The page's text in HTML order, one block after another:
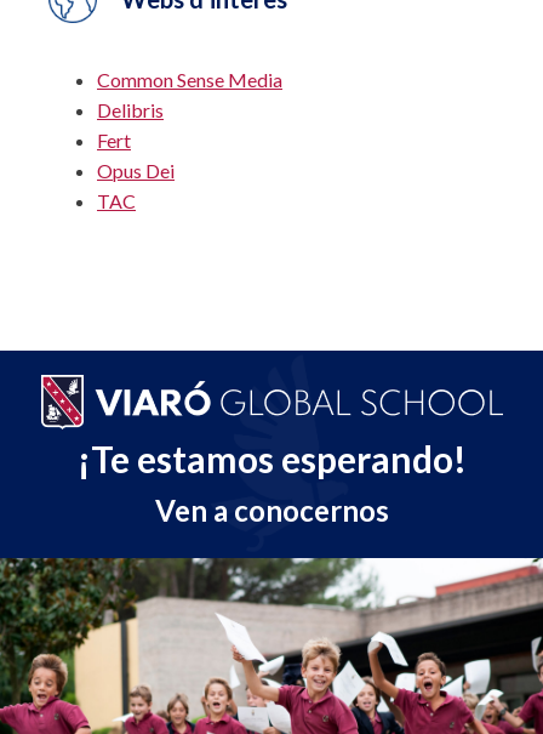
Common Sense Media
Delibris
Fert
Opus Dei
TAC
¡Te estamos esperando!
Ven a conocernos